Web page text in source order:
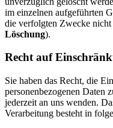
im einzelnen aufgeführten
die verfolgten Zwecke
Löschung).
Recht auf
Sie haben das Recht, die
personenbezogenen Daten
jederzeit an uns wenden.
Verarbeitung besteht in